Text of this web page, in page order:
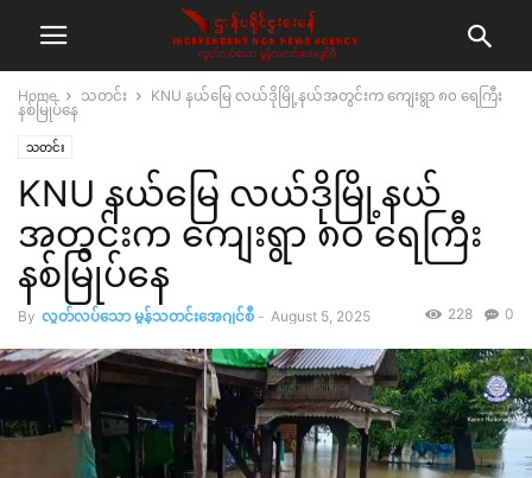
Home သတင်း
KNU နယ်မြေ လယ်ဒိုမြို့နယ်အတွင်းက ကျေးရွာ ၈၀ ရေကြီး
နစ်မြုပ်နေ
သတင်း
KNU နယ်မြေ လယ်ဒိုမြို့နယ်
အတွင်းက ကျေးရွာ ၈၀ ရေကြီး
နစ်မြုပ်နေ
By လွတ်လပ်သော မွန်သတင်းအေဂျင်စီ - August 5, 2025 0
228